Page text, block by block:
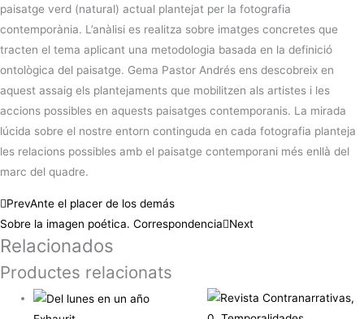
paisatge verd (natural) actual plantejat per la fotografia
contemporània. L’anàlisi es realitza sobre imatges concretes que
tracten el tema aplicant una metodologia basada en la definició
ontològica del paisatge. Gema Pastor Andrés ens descobreix en
aquest assaig els plantejaments que mobilitzen als artistes i les
accions possibles en aquests paisatges contemporanis. La mirada
lúcida sobre el nostre entorn continguda en cada fotografia planteja
les relacions possibles amb el paisatge contemporani més enllà del
marc del quadre.
PrevAnte el placer de los demás
Sobre la imagen poética. Correspondencia
Next
Relacionados
Productes relacionats